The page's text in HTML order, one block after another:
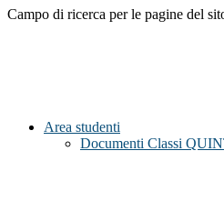
Campo di ricerca per le pagine del
Area studenti
Documenti Classi